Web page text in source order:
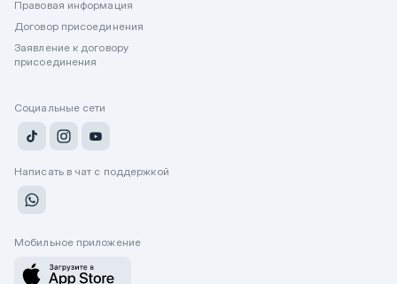
Правовая информация
Договор присоединения
Заявление к договору
присоединения
Социальные сети
Написать в чат с поддержкой
Мобильное приложение